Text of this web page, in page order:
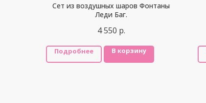
Сет из воздушных шаров Фонтаны
Леди Баг.
4 550 р.
Подробнее В корзину